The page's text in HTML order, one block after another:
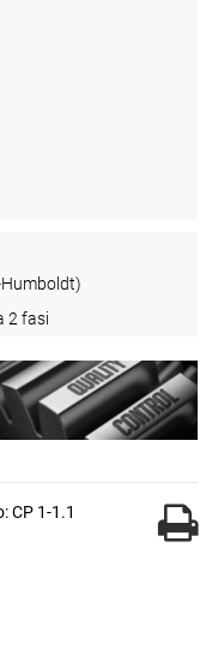
Humboldt)
2 fasi
CP 1-1.1